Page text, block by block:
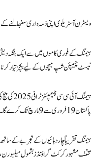
ویسٹرن آسٹریلوی اپنی ذمہ داری سنبھالنے
ہیمنگ کے فوری کاموں میں سے ایک بنگلہ
ٹیسٹ چیمپئن شپ میچوں کے لیے پچز تیار
ہیمنگ
پاکستان 19 فروری سے 9 مارچ تک کرے گا۔
ہیمنگ تقریباً چار دہائیوں کے تجربے کے ساتھ
مختلف مشہور کرکٹ گراؤنڈز بشمول میلبورن،